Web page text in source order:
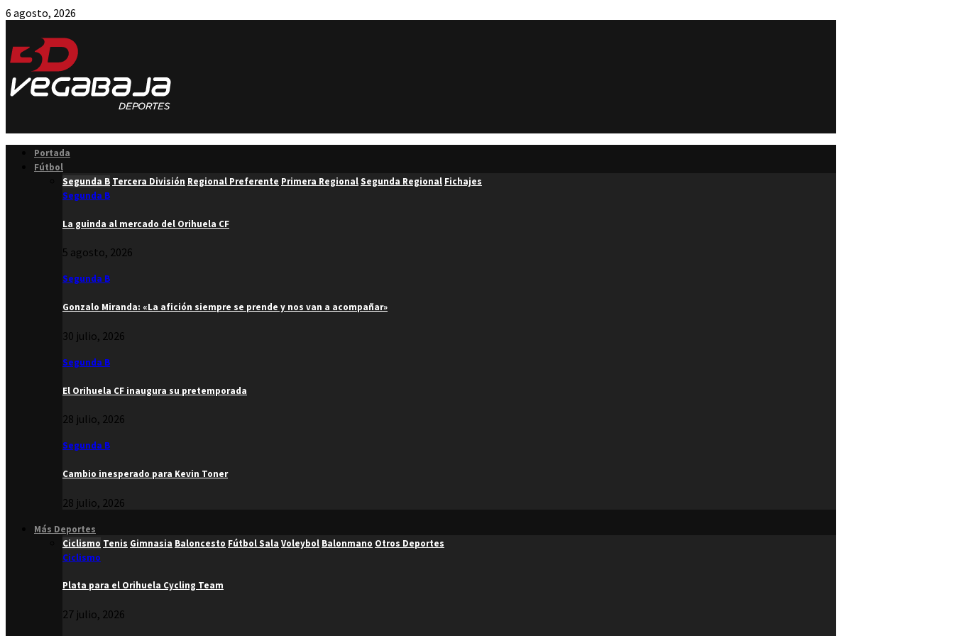
6 agosto, 2026
Portada
Fútbol
Segunda B Tercera División Regional Preferente Primera RegionalSegunda Regional Fichajes
Segunda B
La guinda al mercado del Orihuela CF
5 agosto, 2026
Segunda B
Gonzalo Miranda: «La afición siempre se prende y nos van a acompañar»
30 julio, 2026
Segunda B
El Orihuela CF inaugura su pretemporada
28 julio, 2026
Segunda B
Cambio inesperado para Kevin Toner
28 julio, 2026
Más Deportes
Ciclismo Tenis Gimnasia Baloncesto Fútbol Sala Voleybol Balonmano Otros Deportes
Ciclismo
Plata para el Orihuela Cycling Team
27 julio, 2026